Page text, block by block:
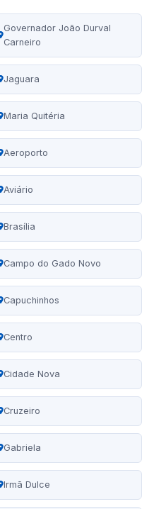
Governador João Durval
Carneiro
Jaguara
Maria Quitéria
Aeroporto
Aviário
Brasília
Campo do Gado Novo
Capuchinhos
Centro
Cidade Nova
Cruzeiro
Gabriela
Irmã Dulce